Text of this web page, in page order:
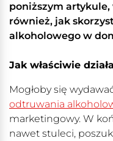
poniższym
również, jak
alkoholowego w
Jak właściwie
Mogłoby się
odtruwania
marketingowy. W
nawet stuleci,